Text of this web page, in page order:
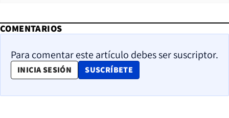
COMENTARIOS
Para comentar este artículo debes ser suscriptor.
INICIA SESIÓN SUSCRÍBETE
OPENS IN NEW WINDOW